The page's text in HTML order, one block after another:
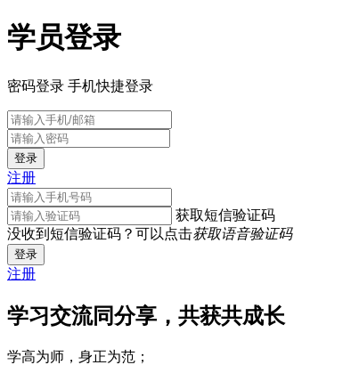
学员登录
密码登录 手机快捷登录
登录
注册
获取短信验证码
没收到短信验证码？可以点击获取语音验证码
登录
注册
学习交流同分享，共获共成长
学高为师，身正为范；